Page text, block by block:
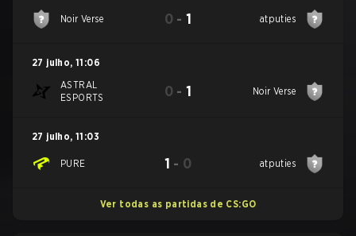
Noir Verse 0 -1 atputies
27 julho, 11:06
ASTRAL
ESPORTS
0 -1 Noir Verse
27 julho, 11:03
PURE 1 - 0 atputies
Ver todas as partidas de CS:GO